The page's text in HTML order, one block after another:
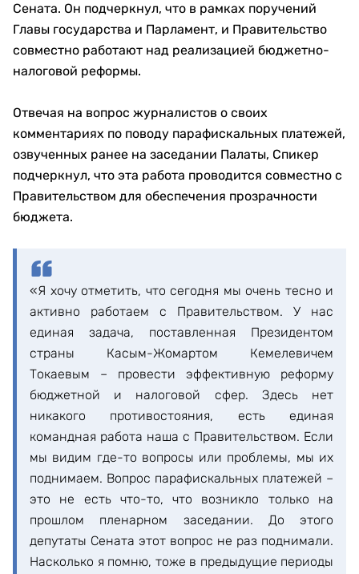
Сената. Он подчеркнул, что в рамках поручений
Главы государства и Парламент, и Правительство
совместно работают над реализацией бюджетно-
налоговой реформы.
Отвечая на вопрос журналистов о своих
комментариях по поводу парафискальных платежей,
озвученных ранее на заседании Палаты, Спикер
подчеркнул, что эта работа проводится совместно с
Правительством для обеспечения прозрачности
бюджета.
«Я хочу отметить, что сегодня мы очень тесно и
активно работаем с Правительством. У нас
единая задача, поставленная Президентом
страны Касым-Жомартом Кемелевичем
Токаевым – провести эффективную реформу
бюджетной и налоговой сфер. Здесь нет
никакого противостояния, есть единая
командная работа наша с Правительством. Если
мы видим где-то вопросы или проблемы, мы их
поднимаем. Вопрос парафискальных платежей –
это не есть что-то, что возникло только на
прошлом пленарном заседании. До этого
депутаты Сената этот вопрос не раз поднимали.
Насколько я помню, тоже в предыдущие периоды